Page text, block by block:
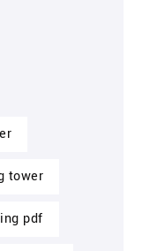
tower
pdf